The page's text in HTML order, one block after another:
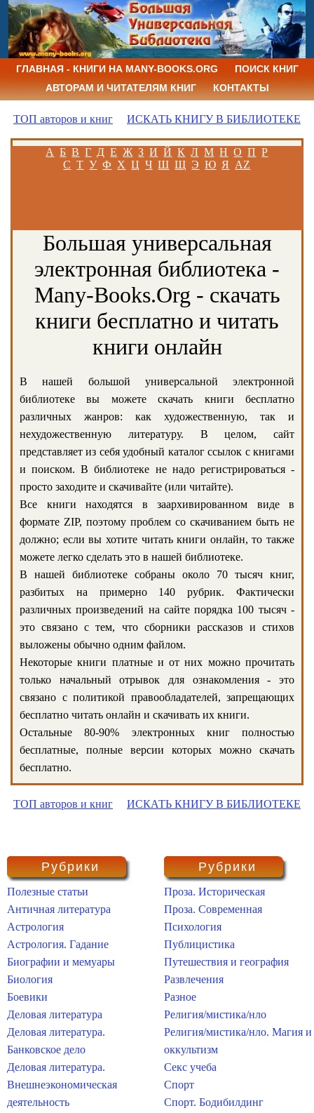
ГЛАВНАЯ - КНИГИ НА MANY-BOOKS.ORG
ПОИСК КНИГ
АВТОРАМ И ЧИТАТЕЛЯМ КНИГ
КОНТАКТЫ
ТОП авторов и книг ИСКАТЬ КНИГУ В БИБЛИОТЕКЕ
А Б В Г Д Е Ж З И Й К Л М Н О П Р
С Т У Ф Х Ц Ч Ш Щ Э Ю Я AZ
Большая универсальная
электронная библиотека -
Many-Books.Org - скачать
книги бесплатно и читать
книги онлайн
В нашей большой универсальной электронной
библиотеке вы можете скачать книги бесплатно
различных жанров: как художественную, так и
нехудожественную литературу. В целом, сайт
представляет из себя удобный каталог ссылок с книгами
и поиском. В библиотеке не надо регистрироваться -
просто заходите и скачивайте (или читайте).
Все книги находятся в заархивированном виде в
формате ZIP, поэтому проблем со скачиванием быть не
должно; если вы хотите читать книги онлайн, то также
можете легко сделать это в нашей библиотеке.
В нашей библиотеке собраны около 70 тысяч книг,
разбитых на примерно 140 рубрик. Фактически
различных произведений на сайте порядка 100 тысяч -
это связано с тем, что сборники рассказов и стихов
выложены обычно одним файлом.
Некоторые книги платные и от них можно прочитать
только начальный отрывок для ознакомления - это
связано с политикой правообладателей, запрещающих
бесплатно читать онлайн и скачивать их книги.
Остальные 80-90% электронных книг полностью
бесплатные, полные версии которых можно скачать
бесплатно.
ТОП авторов и книг ИСКАТЬ КНИГУ В БИБЛИОТЕКЕ
Рубрики
Полезные статьи
Античная литература
Астрология
Астрология. Гадание
Биографии и мемуары
Биология
Боевики
Деловая литература
Деловая литература.
Банковское дело
Деловая литература.
Внешнеэкономическая
деятельность
Рубрики
Проза. Историческая
Проза. Современная
Психология
Публицистика
Путешествия и география
Развлечения
Разное
Религия/мистика/нло
Религия/мистика/нло. Магия и
оккультизм
Секс учеба
Спорт
Спорт. Бодибилдинг